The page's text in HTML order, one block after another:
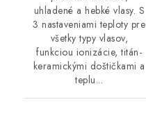
uhladené a hebké vlasy. S
3 nastaveniami teploty pre
všetky typy vlasov,
funkciou ionizácie, titán-
keramickými doštičkami a
teplu...